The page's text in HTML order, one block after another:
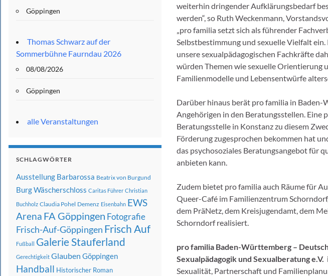
weiterhin dringender Aufklärungsbedarf
werden“, so Ruth Weckenmann,
„pro familia setzt sich als führender
Selbstbestimmung und sexuelle Vielfalt
unsere sexualpädagogischen Fachkräfte
würden Themen wie sexuelle Orientierung
Familienmodelle und Lebensentwürfe
Darüber hinaus berät pro familia in
Angehörigen in den Beratungsstellen. Eine
Beratungsstelle in Konstanz zu diesem
Förderung zugesprochen bekommen hat
das psychosoziales Beratungsangebot für
anbieten kann.
Zudem bietet pro familia auch Räume für
Queer-Café im Familienzentrum
dem PräNetz, dem Kreisjugendamt, dem
Schorndorf realisiert.
pro familia Baden-Württemberg –
Sexualpädagogik und Sexualberatung e.V.
Sexualität, Partnerschaft und
Göppingen
Thomas Schwarz auf der
Sommerbühne Faurndau 2026
08/08/2026
Göppingen
alle Veranstaltungen
SCHLAGWÖRTER
Ausstellung Barbarossa Beatrix von Burgund
Burg Wäscherschloss Caritas Führer Christian
Buchholz Claudia Pohel Demenz Eisenbahn EWS
Arena FA Göppingen Fotografie
Frisch-Auf-Göppingen Frisch Auf
Fußball Galerie Stauferland
Gerechtigkeit Glauben Göppingen
Handball Historischer Roman